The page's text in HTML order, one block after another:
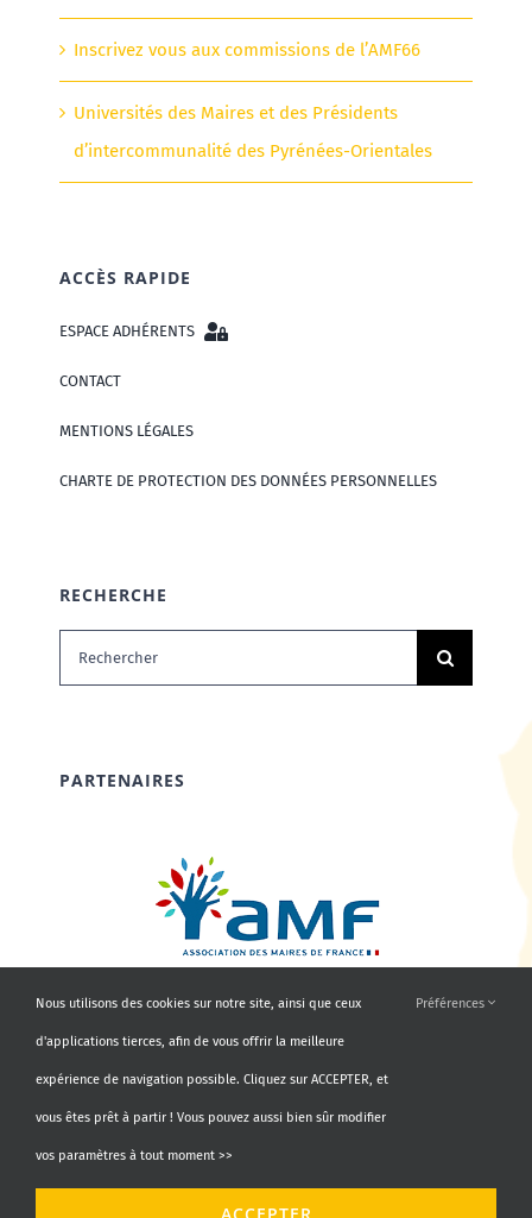
Inscrivez vous aux commissions de l’AMF66
Universités des Maires et des Présidents
d’intercommunalité des Pyrénées-Orientales
ACCÈS RAPIDE
ESPACE ADHÉRENTS
CONTACT
MENTIONS LÉGALES
CHARTE DE PROTECTION DES DONNÉES PERSONNELLES
RECHERCHE
Rechercher:
PARTENAIRES
Nous utilisons des cookies sur notre site, ainsi que ceux
d'applications tierces, afin de vous offrir la meilleure
expérience de navigation possible. Cliquez sur ACCEPTER, et
vous êtes prêt à partir ! Vous pouvez aussi bien sûr modifier
vos paramètres à tout moment >>
Préférences
ACCEPTER